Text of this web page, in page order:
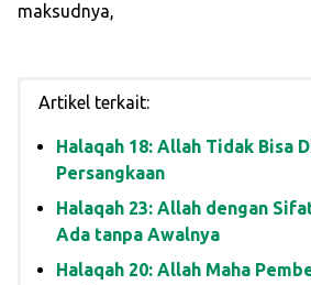
maksudnya,
Artikel terkait:
Halaqah 18: Allah Tidak Bisa
Persangkaan
Halaqah 23: Allah dengan
Ada tanpa Awalnya
Halaqah 20: Allah Maha